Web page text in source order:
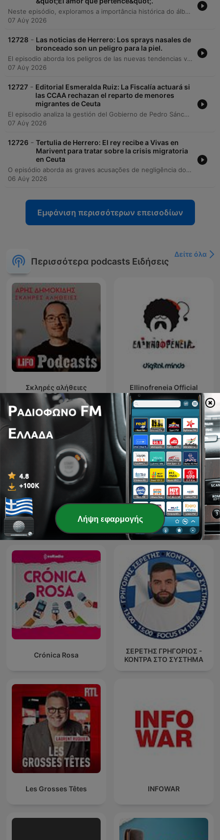
Neste episódio, exploramos a importância histórica do álbum 'Revolver' dos Beatles e analisamos diversas produções cinematográficas, incluindo o filme de catástrofes 'En Mar Abierto', o drama islandês 'O Amor que Permanece' e o suspense francês 'Síndrome de Rembrandt'. A discussão segue com recomendações de streaming, abordando títulos como 'A Última Casa' na Netflix e as séries 'Ted Lasso', 'Muertos S.L.' e 'Gatos Callejeros'. O programa encerra com análises sobre obras que retratam os Jogos Olímpicos de Munique e produções protagonizadas por Mads Mikkelsen.
07 Αύγ 2026
12728 - Las noticias de Herrero: Los sprays nasales de
bronceado son un peligro para la piel.
El episodio aborda los peligros de las nuevas tendencias virales de bronceado por inhalación y aclara conceptos erróneos sobre el uso del protector solar. Asimismo, se analiza el éxito editorial de los 'Murdokus', un pasatiempo que fusiona la lógica del sudoku con misterios detectivescos. Además, se cuenta con la participación de Miguel Sanz, dueño de Kioscalia, para hablar sobre el perfil de los lectores y los próximos eventos literarios. El programa concluye con una reflexión sobre el lanzamiento del nuevo álbum de Karol G y su impacto emocional en el público.
07 Αύγ 2026
12727 - Editorial Esmeralda Ruiz: La Fiscalía actuará si
las CCAA rechazan el reparto de menores
migrantes de Ceuta
El episodio analiza la gestión del Gobierno de Pedro Sánchez ante la crisis migratoria en Ceuta, abordando las críticas por el uso de tácticas de distracción y la tensión diplomática con Italia respecto a los controles fronterizos. También se examina el conflicto entre el Estado y Aragón por el reparto de menores no identificados. Asimismo, se repasan noticias sobre investigaciones judiciales en el PSOE, nuevas normativas de antiblanqueo de capitales y repercusiones legales contra la presidenta de la Comunidad de Madrid. El programa concluye con información internacional sobre un tiroteo en Tailandia, previsiones meteorológicas para el eclipse solar y actualidad deportiva del Real Madrid.
07 Αύγ 2026
12726 - Tertulia de Herrero: El rey recibe a Vivas en
Marivent para tratar sobre la crisis migratoria
en Ceuta
O episódio aborda as graves acusações de negligência do governo espanhol na gestão migratória em Ceuta, discutindo a falta de coordenação com agências europeias e as tensões entre o Ministro do Interior, Marlaska, e os serviços de inteligência (CNI). O debate explora como a omissão estatal impacta a segurança e a vida dos cidadãos na região. A discussão expande-se para a geopolítica do futebol, analisando possíveis acordos da FIFA envolvendo Marrocos e as alianças entre figuras como Florentino Pérez e a UEFA. Por fim, o programa analisa o isolamento político de José Luis Rodríguez Zapatero e as implicações judiciais e reputacionais que os processos em curso trazem para o PSOE.
06 Αύγ 2026
Εμφάνιση περισσότερων επεισοδίων
Περισσότερα podcasts Ειδήσεις
Δείτε όλα
Σκληρές αλήθειες Ellinofreneia Official
ΤΟ ΒΗΜΑ Σήμερα Νίκος Μπογιόπουλος
Crónica Rosa
ΣΕΡΕΤΗΣ ΓΡΗΓΟΡΙΟΣ -
ΚΟΝΤΡΑ ΣΤΟ ΣΥΣΤΗΜΑ
Les Grosses Têtes INFOWAR
Λήψη εφαρμογής